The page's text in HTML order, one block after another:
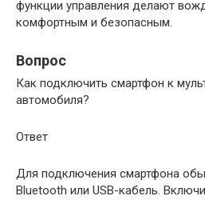
функции управления делают
комфортным и безопасным.
Вопрос
Как подключить смартфон к
автомобиля?
Ответ
Для подключения смартфона
Bluetooth или USB-кабель.